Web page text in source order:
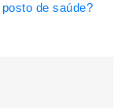
de saúde?